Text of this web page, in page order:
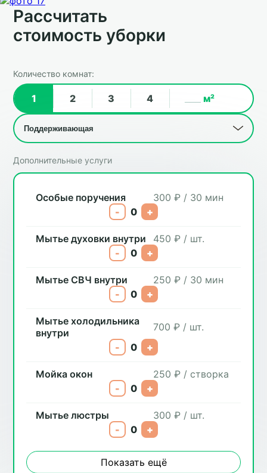
Рассчитать
стоимость уборки
Количество комнат:
1 2 3 4 м²
Дополнительные услуги
Особые поручения
300 ₽ / 30 мин
-
0 +
Мытье духовки внутри
450 ₽ / шт.
-
0 +
Мытье СВЧ внутри
250 ₽ / 30 мин
-
0 +
Мытье холодильника
внутри
700 ₽ / шт.
-
0 +
Мойка окон
250 ₽ / створка
-
0 +
Мытье люстры
300 ₽ / шт.
-
0 +
Показать ещё